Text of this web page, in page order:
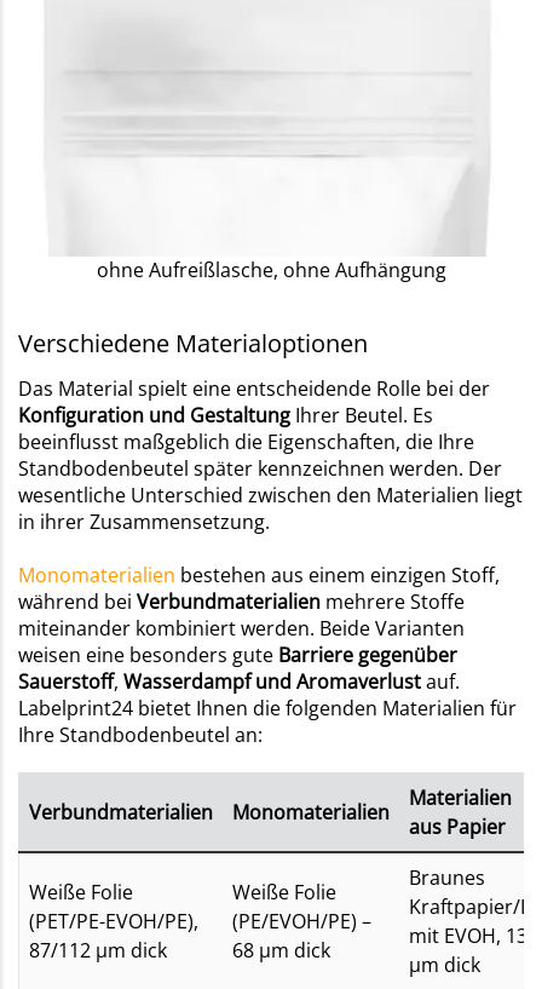
ohne Aufreißlasche, ohne Aufhängung
Verschiedene Materialoptionen
Das Material spielt eine entscheidende Rolle bei der
Konfiguration und Gestaltung Ihrer Beutel. Es
beeinflusst maßgeblich die Eigenschaften, die Ihre
Standbodenbeutel später kennzeichnen werden. Der
wesentliche Unterschied zwischen den Materialien liegt
in ihrer Zusammensetzung.
Monomaterialien bestehen aus einem einzigen Stoff,
während bei Verbundmaterialien mehrere Stoffe
miteinander kombiniert werden. Beide Varianten
weisen eine besonders gute Barriere gegenüber
Sauerstoff, Wasserdampf und Aromaverlustauf.
Labelprint24 bietet Ihnen die folgenden Materialien für
Ihre Standbodenbeutel an:
Verbundmaterialien Monomaterialien
Materialien
aus Papier
Weiße Folie
(PET/PE-EVOH/PE),
87/112 µm dick
Weiße Folie
(PE/EVOH/PE) –
68 µm dick
Braunes
Kraftpapier/PE
mit EVOH, 130
µm dick